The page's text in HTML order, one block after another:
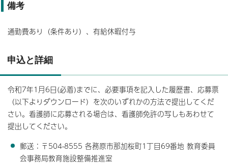
備考
通勤費あり（条件あり）、有給休暇付与
申込と詳細
令和7年1月6日(必着)までに、必要事項を記入した履歴書、応募票
（以下よりダウンロード）を次のいずれかの方法で提出してくだ
さい。看護師に応募される場合は、看護師免許の写しもあわせて
提出してください。
郵送：〒504-8555 各務原市那加桜町1丁目69番地 教育委員
会事務局教育施設整備推進室